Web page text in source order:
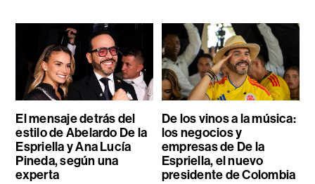
El mensaje detrás del
estilo de Abelardo De la
Espriella y Ana Lucía
Pineda, según una
experta
De los vinos a la música:
los negocios y
empresas de De la
Espriella, el nuevo
presidente de Colombia